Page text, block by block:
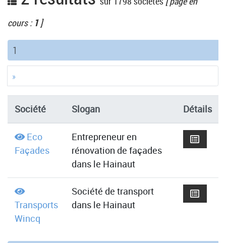
cours : 1]
1
»
Société Slogan Détails
Eco
Façades
Entrepreneur en
rénovation de façades
dans le Hainaut
Transports
Wincq
Société de transport
dans le Hainaut